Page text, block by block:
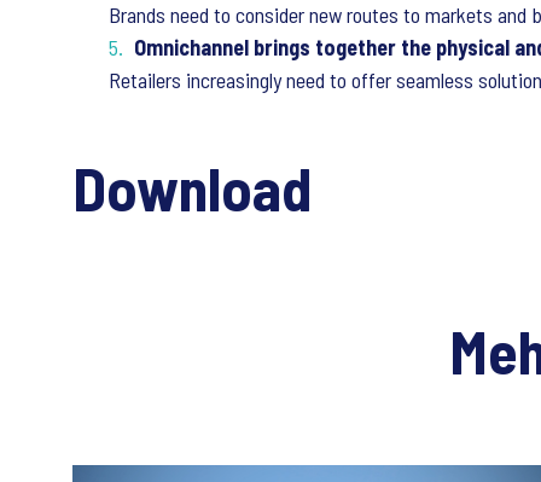
Brands need to consider new routes to markets
Omnichannel brings together the physical
Retailers increasingly need to offer seamless
Download